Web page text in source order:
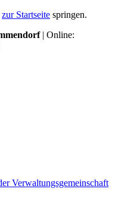
zur Startseite springen.
| Online: